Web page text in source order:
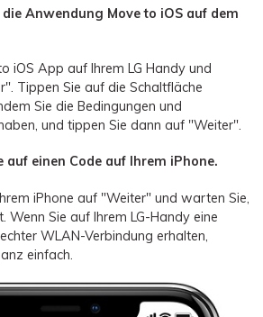
Anwendung Move to iOS auf dem
iOS App auf Ihrem LG Handy und
Tippen Sie auf die Schaltfläche
Sie die Bedingungen und
und tippen Sie dann auf "Weiter".
auf einen Code auf Ihrem iPhone.
iPhone auf "Weiter" und warten Sie,
Wenn Sie auf Ihrem LG-Handy eine
WLAN-Verbindung erhalten,
einfach.